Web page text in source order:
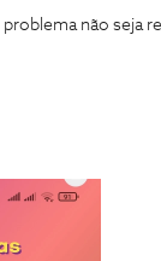
não seja